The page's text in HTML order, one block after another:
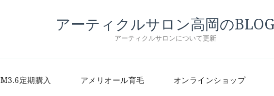
アーティクルサロン高岡の
アーティクルサロンについて更新
M3.6定期購入 アメリオール育毛 オンラインショップ